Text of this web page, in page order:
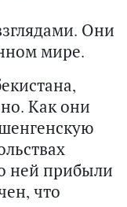
Они
мире.
Как они
ней прибыли
что